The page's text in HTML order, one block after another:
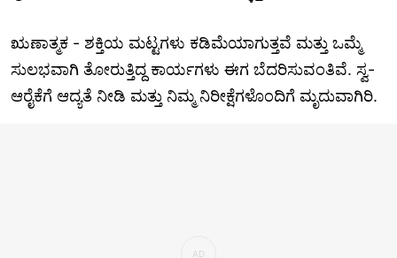
ಋಣಾತ್ಮಕ - ಶಕ್ತಿಯ ಮಟ್ಟಗಳು ಕಡಿಮೆಯಾಗುತ್ತವೆ ಮತ್ತು ಒಮ್ಮೆ
ಸುಲಭವಾಗಿ ತೋರುತ್ತಿದ್ದ ಕಾರ್ಯಗಳು ಈಗ ಬೆದರಿಸುವಂತಿವೆ. ಸ್ವ-
ಆರೈಕೆಗೆ ಆದ್ಯತೆ ನೀಡಿ ಮತ್ತು ನಿಮ್ಮ ನಿರೀಕ್ಷೆಗಳೊಂದಿಗೆ ಮೃದುವಾಗಿರಿ.